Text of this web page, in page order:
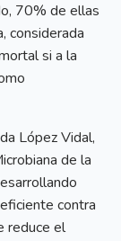
70% de ellas
considerada
si a la
López Vidal,
de la
contra
reduce el